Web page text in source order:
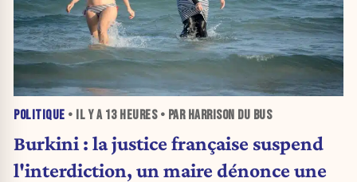
POLITIQUE • IL Y A 13 HEURES• PAR HARRISON DU BUS
Burkini : la justice française suspend
l'interdiction, un maire dénonce une